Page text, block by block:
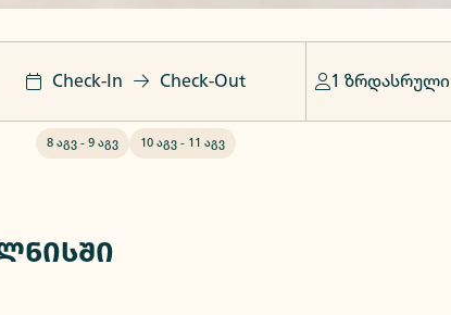
Check-In Check-Out
8 აგვ - 9 აგვ 10 აგვ - 11 აგვ
1 ზრდასრული